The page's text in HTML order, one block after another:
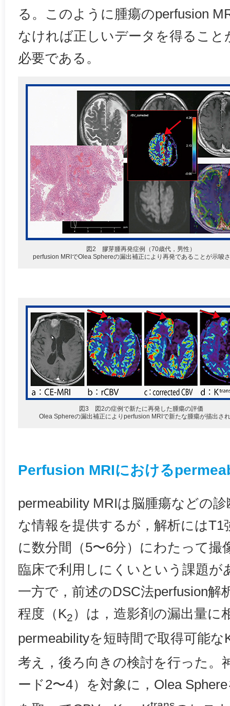
る。このように腫瘍のperfusion
なければ正しいデータを得るこ
必要である。
図2 膠芽腫再発症例（70歳代，男性）
perfusion MRIでOlea Sphereの漏出補正により再発であることが示唆
図3 図2の症例で新たに再発した腫瘍の評価
Olea Sphereの漏出補正によりperfusion MRIで新たな腫瘍が描出さ
Perfusion MRIにおける
permeability MRIは脳腫瘍などの
な情報を提供するが，解析にはT1
に数分間（5〜6分）にわたって撮
臨床で利用しにくいという課題が
一方で，前述のDSC法perfusion解
程度（K2 ）は，造影剤の漏出量に
permeabilityを短時間で取得可能な
考え，後ろ向きの検討を行った。
ード2〜4）を対象に，Olea